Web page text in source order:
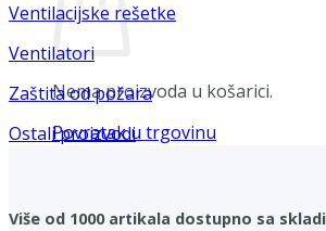
Nema proizvoda u košarici.
Povratak u trgovinu
Ventilacijske rešetke
Ventilatori
Zaštita od požara
Ostali proizvodi
Više od 1000 artikala dostupno sa